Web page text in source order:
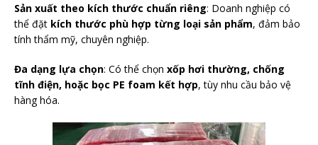
Sản xuất theo kích thước chuẩn riêng: Doanh nghiệp có
thể đặt kích thước phù hợp từng loại sản phẩm, đảm bảo
tính thẩm mỹ, chuyên nghiệp.
Đa dạng lựa chọn: Có thể chọn xốp hơi thường, chống
tĩnh điện, hoặc bọc PE foam kết hợp, tùy nhu cầu bảo vệ
hàng hóa.